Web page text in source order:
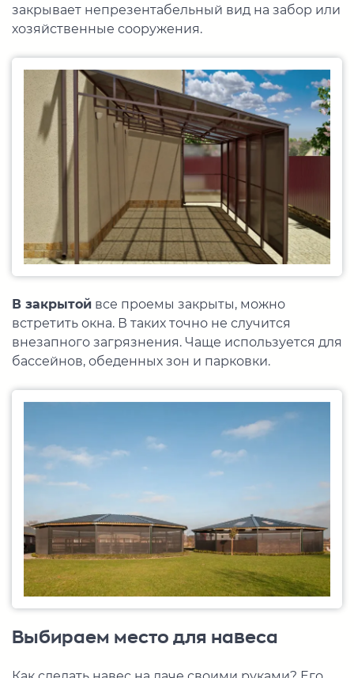
закрывает непрезентабельный вид на забор или
хозяйственные сооружения.
В закрытой все проемы закрыты, можно
встретить окна. В таких точно не случится
внезапного загрязнения. Чаще используется для
бассейнов, обеденных зон и парковки.
Выбираем место для навеса